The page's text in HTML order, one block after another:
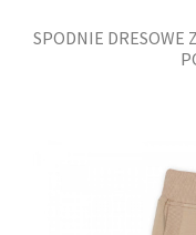
SPODNIE DRESOWE